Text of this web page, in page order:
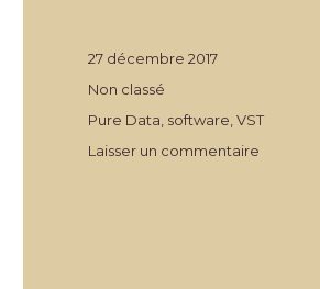
Publié
27 décembre 2017
Catégories
Non classé
Étiquettes
Pure Data software ,VST
Laisser un commentaire